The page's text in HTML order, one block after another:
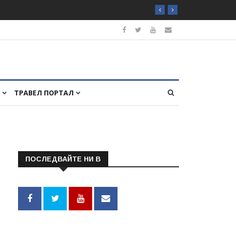
ТРАВЕЛ ПОРТАЛ
ПОСЛЕДВАЙТЕ НИ В